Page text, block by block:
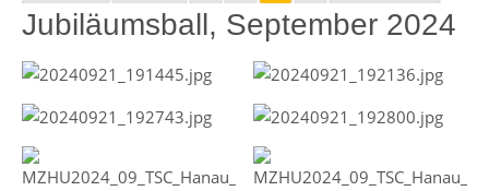
Jubiläumsball, September 2024